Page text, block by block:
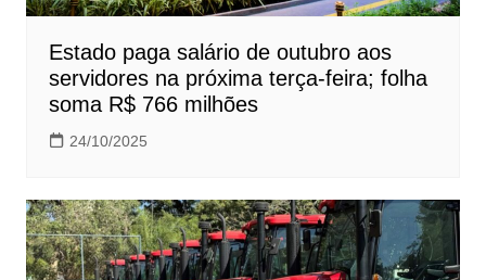
Estado paga salário de outubro aos
servidores na próxima terça-feira; folha
soma R$ 766 milhões
24/10/2025